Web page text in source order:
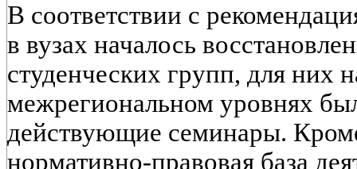
В соответствии с
в вузах началось
студенческих групп, для них
межрегиональном уровнях
действующие семинары.
нормативно-правовая база